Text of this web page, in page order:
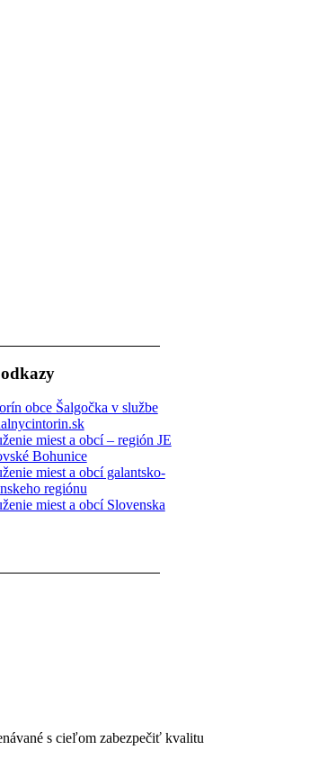
obce Šalgočka v službe
miest a obcí – región JE
Bohunice
miest a obcí galantsko-
regiónu
miest a obcí Slovenska
s cieľom zabezpečiť kvalitu